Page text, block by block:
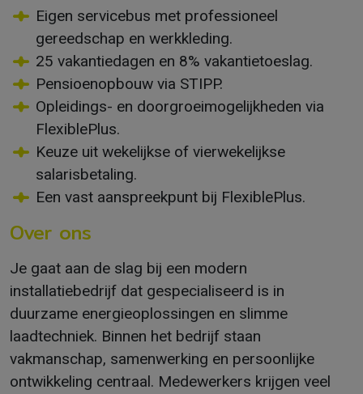
Eigen servicebus met professioneel
gereedschap en werkkleding.
25 vakantiedagen en 8% vakantietoeslag.
Pensioenopbouw via STIPP.
Opleidings- en doorgroeimogelijkheden via
FlexiblePlus.
Keuze uit wekelijkse of vierwekelijkse
salarisbetaling.
Een vast aanspreekpunt bij FlexiblePlus.
Over ons
Je gaat aan de slag bij een modern
installatiebedrijf dat gespecialiseerd is in
duurzame energieoplossingen en slimme
laadtechniek. Binnen het bedrijf staan
vakmanschap, samenwerking en persoonlijke
ontwikkeling centraal. Medewerkers krijgen veel